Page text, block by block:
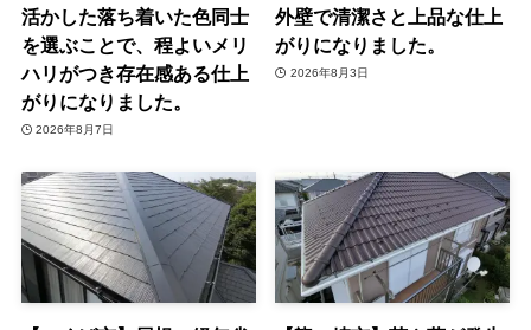
活かした落ち着いた色同士
を選ぶことで、程よいメリ
ハリがつき存在感ある仕上
がりになりました。
2026年8月7日
外壁で清潔さと上品な仕上
がりになりました。
2026年8月3日